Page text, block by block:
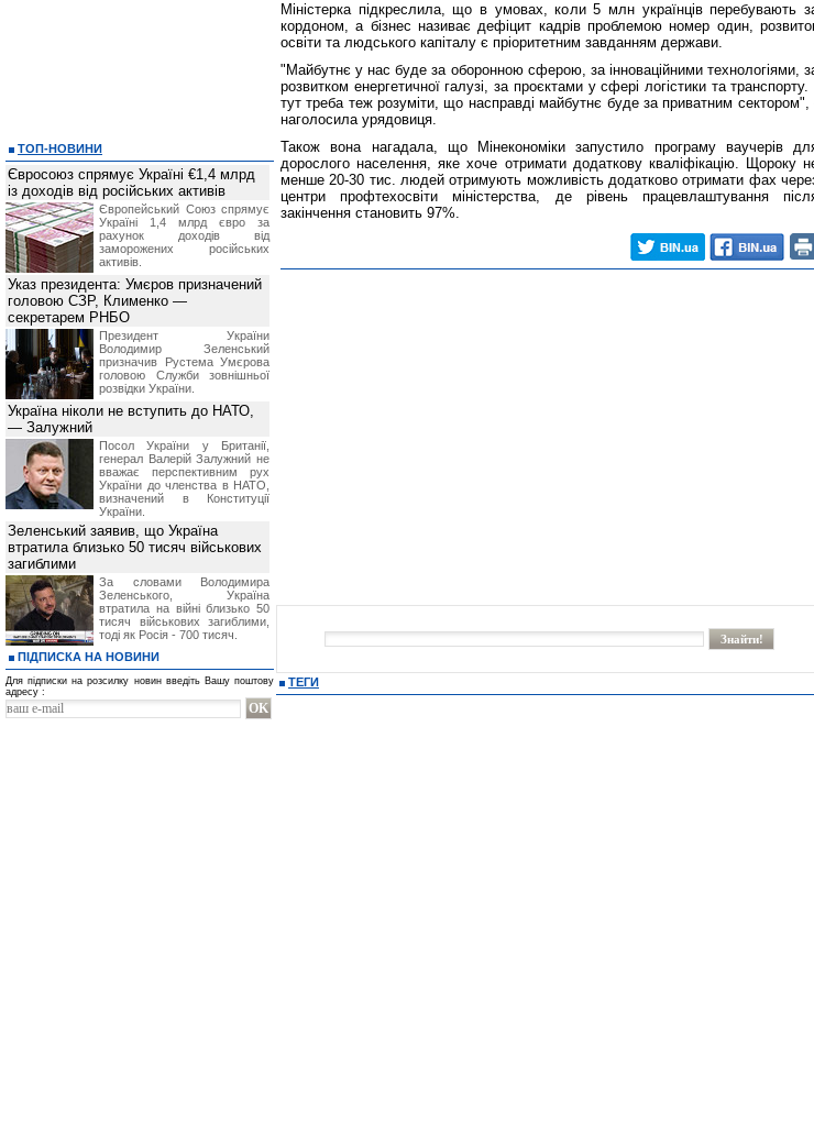
Міністерка підкреслила, що в умовах, коли 5 млн українців перебувають
кордоном, а бізнес називає дефіцит кадрів проблемою номер один,
освіти та людського капіталу є пріоритетним завданням держави.
"Майбутнє у нас буде за оборонною сферою, за інноваційними технологіями,
розвитком енергетичної галузі, за проєктами у сфері логістики та транспорту. І
тут треба теж розуміти, що насправді майбутнє буде за приватним сектором",
наголосила урядовиця.
Також вона нагадала, що Мінекономіки запустило програму ваучерів
дорослого населення, яке хоче отримати додаткову кваліфікацію. Щороку
менше 20-30 тис. людей отримують можливість додатково отримати фах
центри профтехосвіти міністерства, де рівень працевлаштування
закінчення становить 97%.
ТЕГИ
ТОП-НОВИНИ
Євросоюз спрямує Україні €1,4 млрд
із доходів від російських активів
Європейський Союз спрямує
Україні 1,4 млрд євро за
рахунок доходів від
заморожених російських
активів.
Указ президента: Умєров призначений
головою СЗР, Клименко —
секретарем РНБО
Президент України
Володимир Зеленський
призначив Pустема Умєрова
головою Служби зовнішньої
розвідки України.
Україна ніколи не вступить до НАТО,
— Залужний
Посол України у Британії,
генерал Валерій Залужний не
вважає перспективним рух
України до членства в НАТО,
визначений в Конституції
України.
Зеленський заявив, що Україна
втратила близько 50 тисяч військових
загиблими
За словами Володимира
Зеленського, Україна
втратила на війні близько 50
тисяч військових загиблими,
тоді як Росія - 700 тисяч.
ПІДПИСКА НА НОВИНИ
Для підписки на розсилку новин введіть Вашу поштову
адресу :